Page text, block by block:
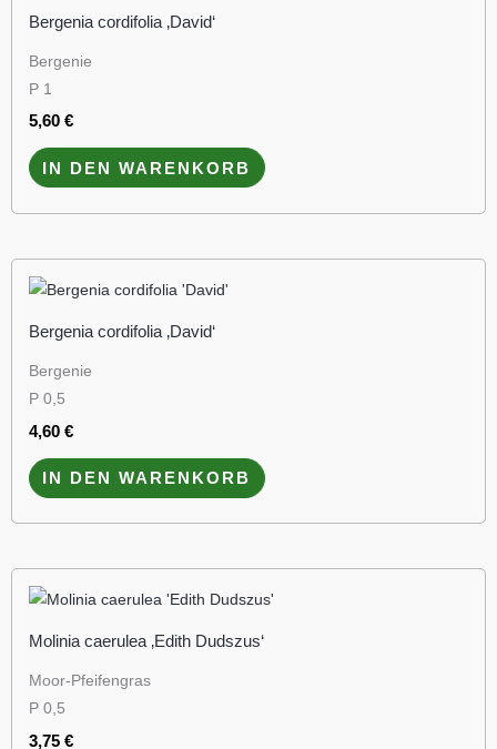
Bergenia cordifolia ‚David‘
Bergenie
P 1
5,60 €
IN DEN WARENKORB
Bergenia cordifolia ‚David‘
Bergenie
P 0,5
4,60 €
IN DEN WARENKORB
Molinia caerulea ‚Edith Dudszus‘
Moor-Pfeifengras
P 0,5
3,75 €